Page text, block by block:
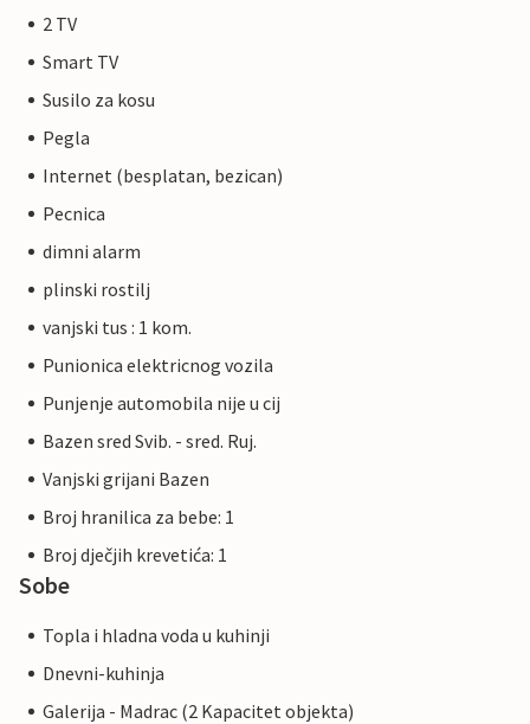
2 TV
Smart TV
Susilo za kosu
Pegla
Internet (besplatan, bezican)
Pecnica
dimni alarm
plinski rostilj
vanjski tus : 1 kom.
Punionica elektricnog vozila
Punjenje automobila nije u cij
Bazen sred Svib. - sred. Ruj.
Vanjski grijani Bazen
Broj hranilica za bebe: 1
Broj dječjih krevetića: 1
Sobe
Topla i hladna voda u kuhinji
Dnevni-kuhinja
Galerija - Madrac (2 Kapacitet objekta)